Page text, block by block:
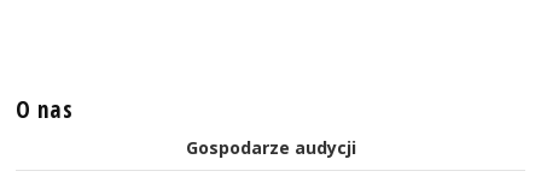
O nas
Gospodarze audycji